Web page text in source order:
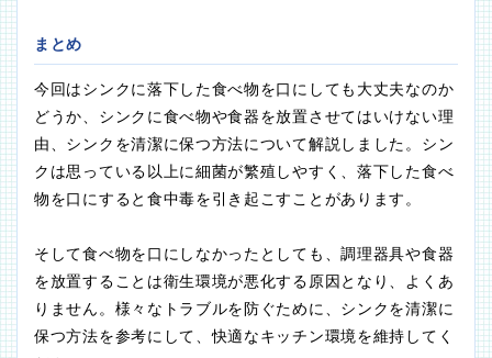
まとめ
今回はシンクに落下した食べ物を口にしても大丈夫なのか
どうか、シンクに食べ物や食器を放置させてはいけない理
由、シンクを清潔に保つ方法について解説しました。シン
クは思っている以上に細菌が繁殖しやすく、落下した食べ
物を口にすると食中毒を引き起こすことがあります。
そして食べ物を口にしなかったとしても、調理器具や食器
を放置することは衛生環境が悪化する原因となり、よくあ
りません。様々なトラブルを防ぐために、シンクを清潔に
保つ方法を参考にして、快適なキッチン環境を維持してく